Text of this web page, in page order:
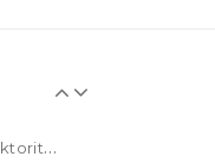
Новият Traktorite.com е вече онлайн